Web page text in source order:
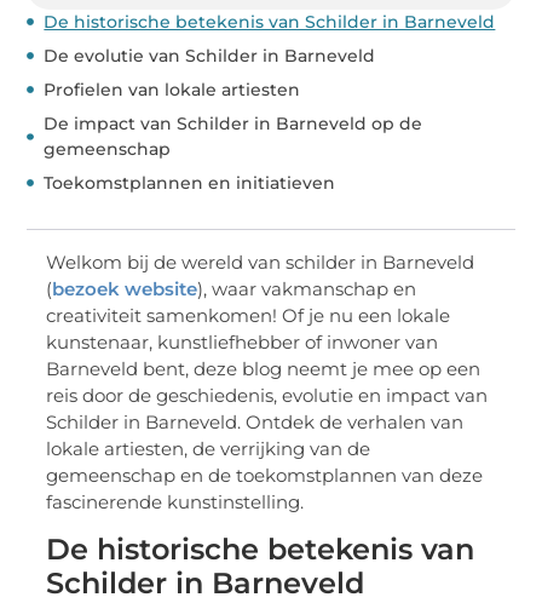
De historische betekenis van Schilder in Barneveld
De evolutie van Schilder in Barneveld
Profielen van lokale artiesten
De impact van Schilder in Barneveld op de
gemeenschap
Toekomstplannen en initiatieven
Welkom bij de wereld van schilder in Barneveld
(bezoek website), waar vakmanschap en
creativiteit samenkomen! Of je nu een lokale
kunstenaar, kunstliefhebber of inwoner van
Barneveld bent, deze blog neemt je mee op een
reis door de geschiedenis, evolutie en impact van
Schilder in Barneveld. Ontdek de verhalen van
lokale artiesten, de verrijking van de
gemeenschap en de toekomstplannen van deze
fascinerende kunstinstelling.
De historische betekenis van
Schilder in Barneveld